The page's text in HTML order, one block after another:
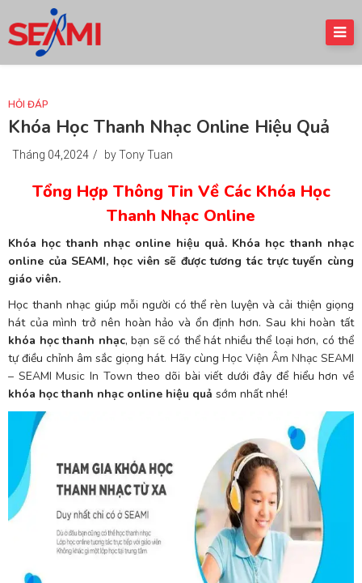
HỎI ĐÁP
Khóa Học Thanh Nhạc Online Hiệu Quả
Tháng 04,2024 / by Tony Tuan
Tổng Hợp Thông Tin Về Các Khóa Học
Thanh Nhạc Online
Khóa học thanh nhạc online hiệu quả. Khóa học thanh nhạc
online của SEAMI, học viên sẽ được tương tác trực tuyến cùng
giáo viên.
Học thanh nhạc giúp mỗi người có thể rèn luyện và cải thiện giọng
hát của mình trở nên hoàn hảo và ổn định hơn. Sau khi hoàn tất
khóa học thanh nhạc, bạn sẽ có thể hát nhiều thể loại hơn, có thể
tự điều chỉnh âm sắc giọng hát. Hãy cùng Học Viện Âm Nhạc SEAMI
– SEAMI Music In Town theo dõi bài viết dưới đây để hiểu hơn về
khóa học thanh nhạc online hiệu quả sớm nhất nhé!